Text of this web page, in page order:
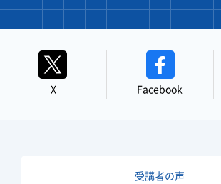
X Facebook
受講者の声